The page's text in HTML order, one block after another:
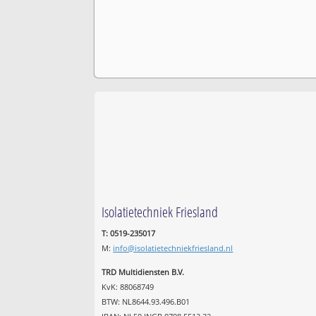
Isolatietechniek Friesland
T: 0519-235017
M: info@isolatietechniekfriesland.nl
TRD Multidiensten B.V.
KvK: 88068749
BTW: NL8644.93.496.B01